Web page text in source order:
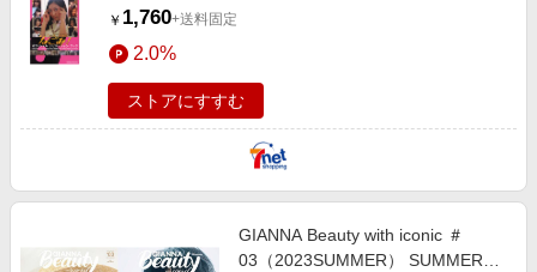
￥ 1,760+送料固定
2.0%
ストアにすすむ
GIANNA Beauty with iconic ＃
03（2023SUMMER） SUMMER